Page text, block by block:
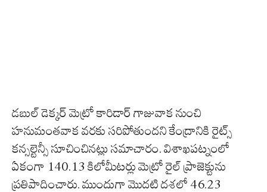
డబుల్ డెక్కర్ మెట్రో కారిడార్ గాజువాక నుంచి
హనుమంతవాక వరకు సరిపోతుందని కేంద్రానికి రైట్స్
కన్సల్టెన్సీ సూచించినట్లు సమాచారం. విశాఖపట్నంలో
ఏకంగా 140.13 కిలోమీటర్లు మెట్రో రైల్ ప్రాజెక్టును
ప్రతిపాదించారు. ముందుగా మొదటి దశలో 46.23